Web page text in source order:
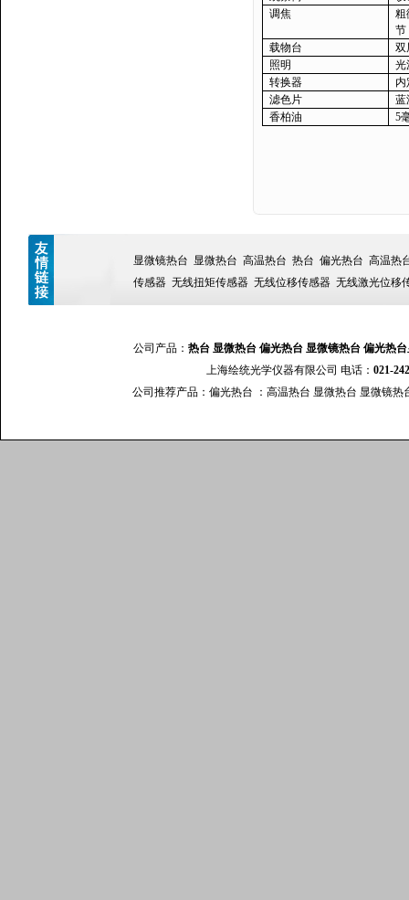
调焦
粗
节
载物台
双
照明
光
转换器
内
滤色片
蓝
香柏油
5
显微镜热台 显微热台 高温热台 热台 偏光热台 高温热
传感器 无线扭矩传感器 无线位移传感器 无线激光位移
公司产品： 热台 显微热台 偏光热台 显微镜热台 偏光热
上海绘统光学仪器有限公司 电话： 021-
公司推荐产品： 偏光热台 ： 高温热台 显微热台 显微镜热